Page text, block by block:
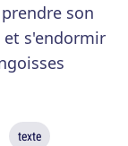
son
et s'endormir
texte